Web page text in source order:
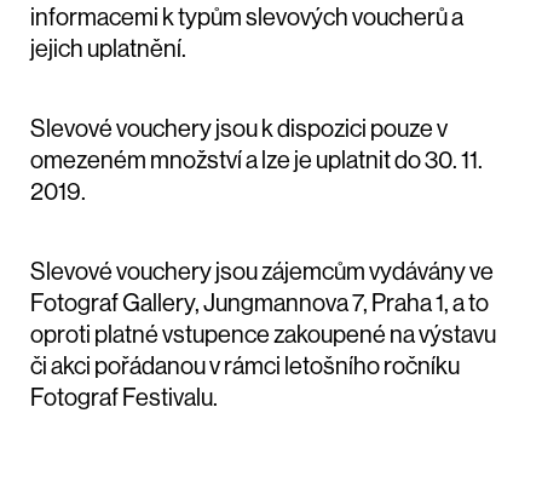
informacemi k typům slevových voucherů a
jejich uplatnění.
Slevové vouchery jsou k dispozici pouze v
omezeném množství a lze je uplatnit do 30. 11.
2019.
Slevové vouchery jsou zájemcům vydávány ve
Fotograf Gallery, Jungmannova 7, Praha 1, a to
oproti platné vstupence zakoupené na výstavu
či akci pořádanou v rámci letošního ročníku
Fotograf Festivalu.